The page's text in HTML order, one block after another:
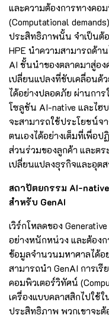
และความต้องการทางคอ
(Computational
ประสิทธิภาพนั้น จำเป็นต้
HPE นำความสามารถด้า
AI ชั้นนำของตลาดมาสู่อง
เปลี่ยนแปลงที่ขับเคลื่อนด้
ได้อย่างปลอดภัย ผ่านกา
โซลูชัน AI-native และไฮ
จะสามารถใช้ประโยชน์จ
ตนเองได้อย่างเต็มที่เพื่อ
ส่วนร่วมของลูกค้า และต
เปลี่ยนแปลงธุรกิจและอุต
สถาปัตยกรรม AI-
สำหรับ GenAI
เวิร์กโหลดของ
อย่างหนักหน่วง และต้อง
ข้อมูลจำนวนมหาศาลได้อ
สามารถนำ GenAI การเ
คอมพิวเตอร์วิทัศน์
เครื่องแบบคลาสสิกไปใช้
ประสิทธิภาพ พวกเขาจะ